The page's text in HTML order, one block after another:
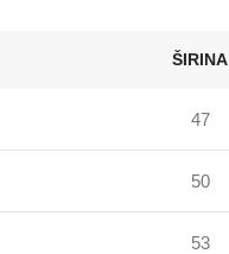
ŠIRINA
47
50
53